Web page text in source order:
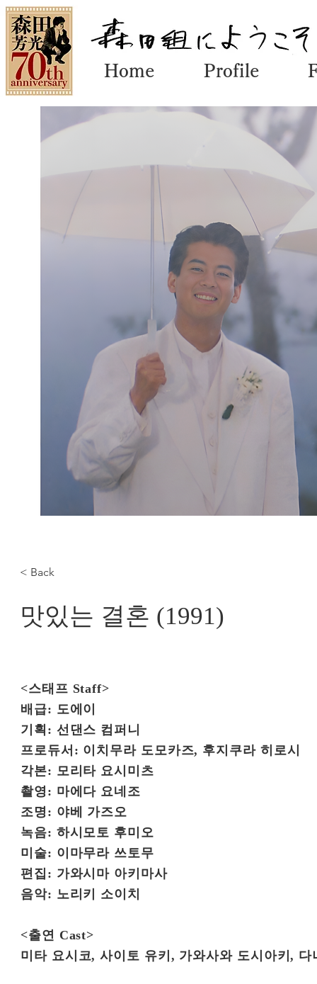
Home Profile
< Back
맛있는 결혼 (1991)
<스태프 Staff>
배급: 도에이
기획: 선댄스 컴퍼니
프로듀서: 이치무라 도모카즈, 후지쿠라 히로시
각본: 모리타 요시미츠
촬영: 마에다 요네조
조명: 야베 가즈오
녹음: 하시모토 후미오
미술: 이마무라 쓰토무
편집: 가와시마 아키마사
음악: 노리키 소이치
<출연 Cast>
미타 요시코, 사이토 유키, 가와사와 도시아키,